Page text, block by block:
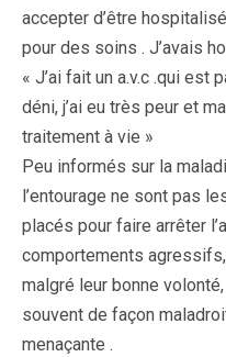
accepter d’être
pour des soins . J’avais
« J’ai fait un a.v.c .qui est
déni, j’ai eu très peur et
traitement à vie »
Peu informés sur la
l’entourage ne sont pas
placés pour faire arrêter
comportements
malgré leur bonne
souvent de façon
menaçante .